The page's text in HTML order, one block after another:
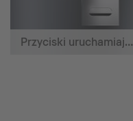
Przyciski uruchamiające